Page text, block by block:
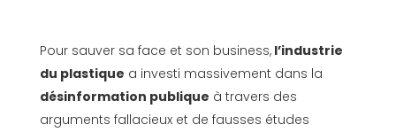
Pour sauver sa face et son business,l’industrie
du plastique a investi massivement dans la
désinformation publique à travers des
arguments fallacieux et de fausses études